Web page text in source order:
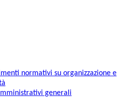
normativi su organizzazione e
generali